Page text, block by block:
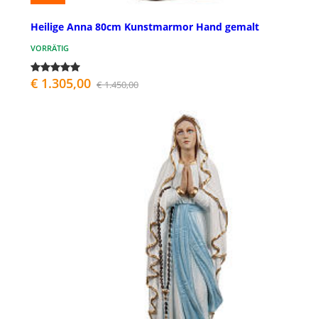
Heilige Anna 80cm Kunstmarmor Hand gemalt
VORRÄTIG
€ 1.305,00 € 1.450,00